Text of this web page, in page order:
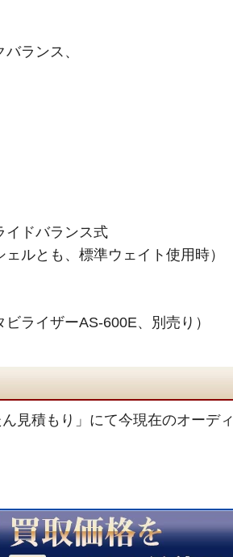
ランス、
イドバランス式
ルとも、標準ウェイト使用時）
ライザーAS-600E、別売り）
見積もり」にて今現在のオーディ